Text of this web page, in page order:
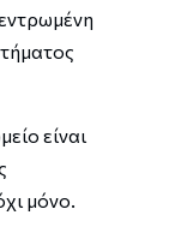
είναι
μόνο.